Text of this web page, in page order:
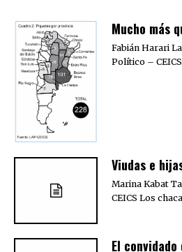
Mucho más
Fabián Harari
Político –
Viudas e
Marina Kabat
CEICS Los
El